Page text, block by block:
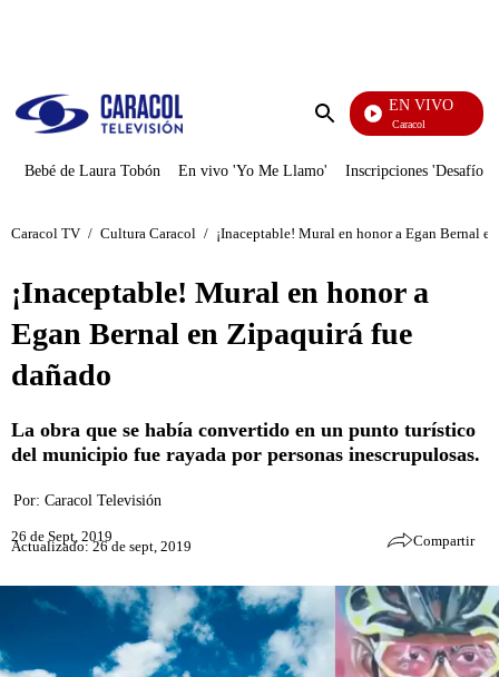
Enviar
EN VIVO
Noticias Caracol
Bebé de Laura Tobón En vivo 'Yo Me Llamo' Inscripciones 'Desafío'
Caracol TV / Cultura Caracol / ¡Inaceptable! Mural en honor a Egan Bernal
¡Inaceptable! Mural en honor a
Egan Bernal en Zipaquirá fue
dañado
La obra que se había convertido en un punto turístico
del municipio fue rayada por personas inescrupulosas.
Por: Caracol Televisión
26 de Sept, 2019
Actualizado: 26 de sept, 2019 Compartir